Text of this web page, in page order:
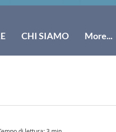
CHI SIAMO More...